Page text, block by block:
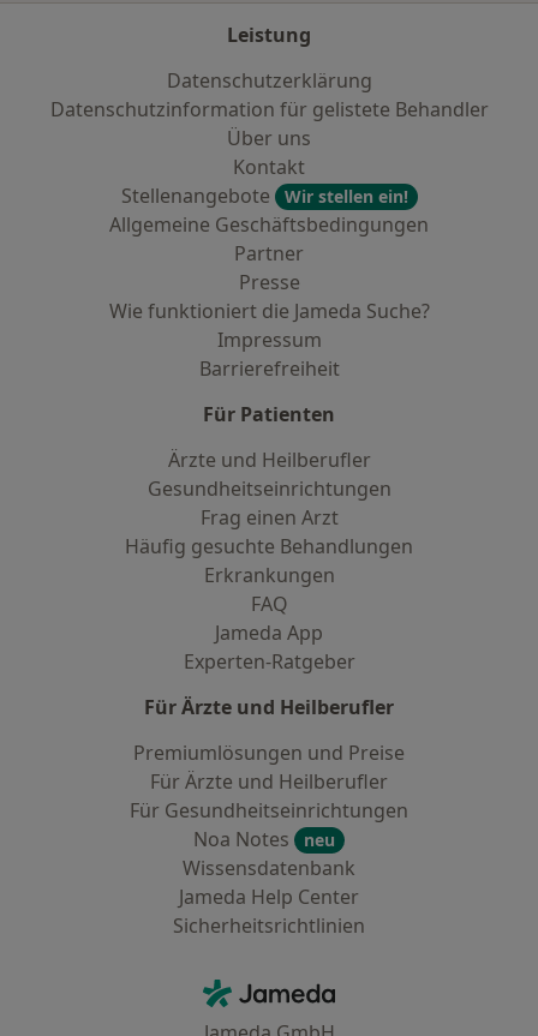
Leistung
Datenschutzerklärung
Datenschutzinformation für gelistete Behandler
Über uns
Kontakt
Stellenangebote
Wir stellen ein!
Allgemeine Geschäftsbedingungen
Partner
Presse
Wie funktioniert die Jameda Suche?
Impressum
Barrierefreiheit
Für Patienten
Ärzte und Heilberufler
Gesundheitseinrichtungen
Frag einen Arzt
Häufig gesuchte Behandlungen
Erkrankungen
FAQ
Jameda App
Experten-Ratgeber
Für Ärzte und Heilberufler
Premiumlösungen und Preise
Für Ärzte und Heilberufler
Für Gesundheitseinrichtungen
Noa Notes
neu
Wissensdatenbank
Jameda Help Center
Sicherheitsrichtlinien
Jameda - Startseite